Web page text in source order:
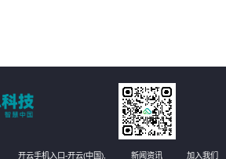
开云手机入口-开云(中国), 新闻资讯 加入我们